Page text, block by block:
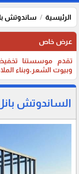
الرئيسية ساندوتش
عرض خاص
وبيوت الشعر،وبناء
الساندوتش